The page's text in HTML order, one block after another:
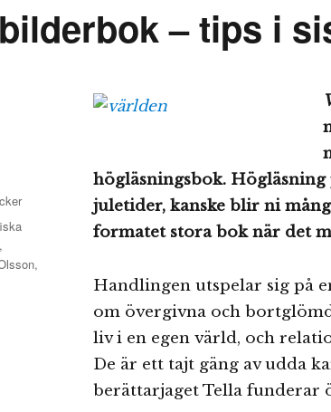
– tips i
högläsningsbok.
juletider, kanske blir ni
formatet stora bok när det
Handlingen utspelar sig på
om övergivna och
liv i en egen värld, och
De är ett tajt gäng av udda
berättarjaget Tella funderar
,
,